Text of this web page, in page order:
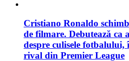
Cristiano Ronaldo
de filmare. Debutează ca
despre culisele fotbalului,
rival din Premier League